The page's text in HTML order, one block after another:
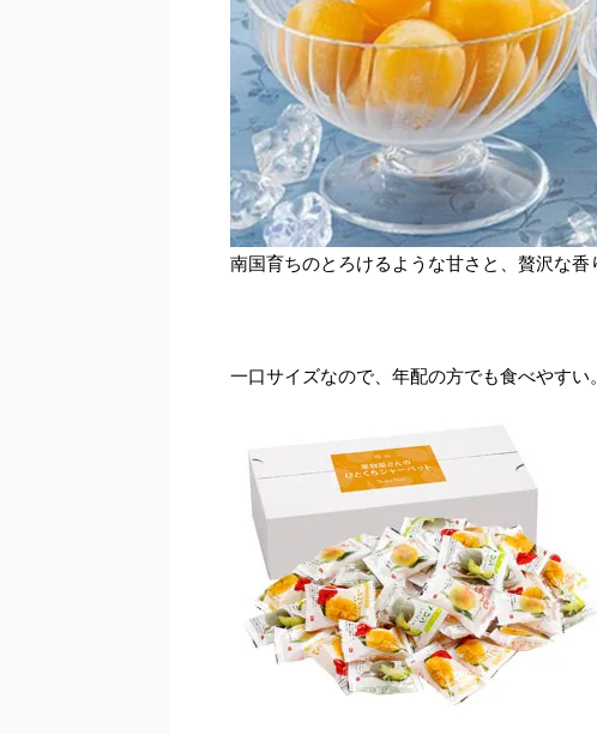
南国育ちのとろけるような甘さと、贅沢な香
一口サイズなので、年配の方でも食べやすい。